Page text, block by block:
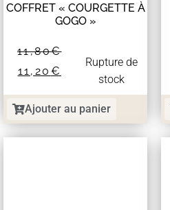
COFFRET « COURGETTE À
GOGO »
11,80€
11,20 €
Rupture de
stock
Ajouter au panier